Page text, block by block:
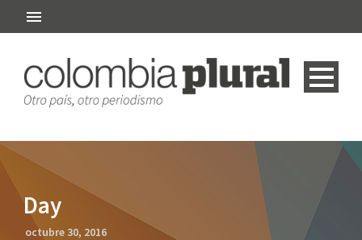
Day
octubre 30, 2016